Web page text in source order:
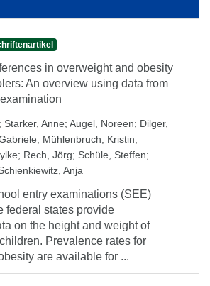
in overweight and obesity
An overview using data from
; Starker, Anne; Augel, Noreen; Dilger,
; Mühlenbruch, Kristin;
; Rech, Jörg; Schüle, Steffen;
Anja
entry examinations (SEE)
federal states provide
on the height and weight of
Prevalence rates for
are available for ...